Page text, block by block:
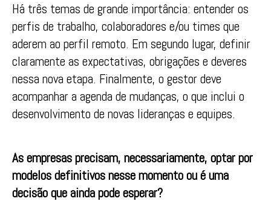
Há três temas de grande importância: entender os
perfis de trabalho, colaboradores e/ou times que
aderem ao perfil remoto. Em segundo lugar, definir
claramente as expectativas, obrigações e deveres
nessa nova etapa. Finalmente, o gestor deve
acompanhar a agenda de mudanças, o que inclui o
desenvolvimento de novas lideranças e equipes.
As empresas precisam, necessariamente, optar por
modelos definitivos nesse momento ou é uma
decisão que ainda pode esperar?